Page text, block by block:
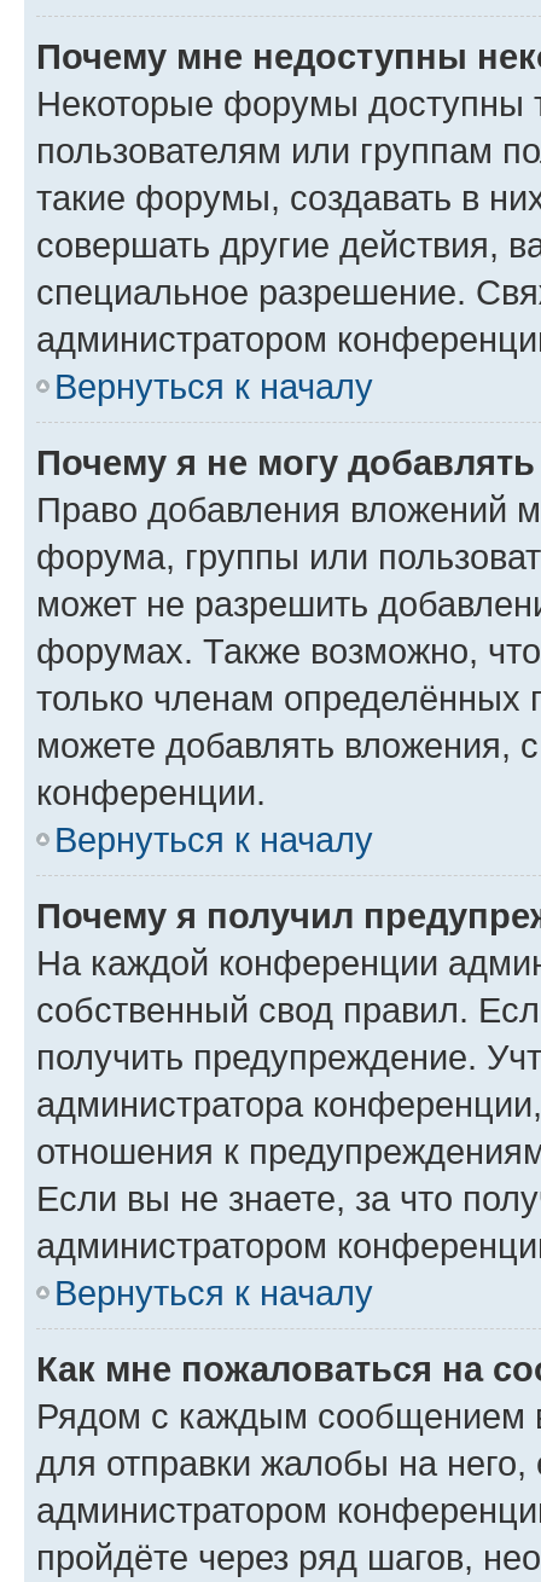
Почему мне недоступны
Некоторые форумы доступны
пользователям или группам
такие форумы, создавать в
совершать другие действия,
специальное разрешение.
администратором
Вернуться к началу
Почему я не могу
Право добавления вложений
форума, группы или
может не разрешить
форумах. Также возможно,
только членам определённых
можете добавлять вложения,
конференции.
Вернуться к началу
Почему я получил
На каждой конференции
собственный свод правил.
получить предупреждение.
администратора
отношения к
Если вы не знаете, за что
администратором
Вернуться к началу
Как мне пожаловаться на
Рядом с каждым сообщением
для отправки жалобы на
администратором
пройдёте через ряд шагов,